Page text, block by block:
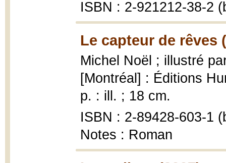
ISBN : 2-921212-38-2
Le capteur de rêves
Michel Noël ; illustré
[Montréal] : Éditions
p. : ill. ; 18 cm.
ISBN : 2-89428-603-1
Notes : Roman